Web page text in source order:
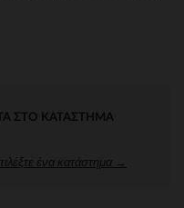
ΣΤΟ ΚΑΤΆΣΤΗΜΑ
ένα κατάστημα →